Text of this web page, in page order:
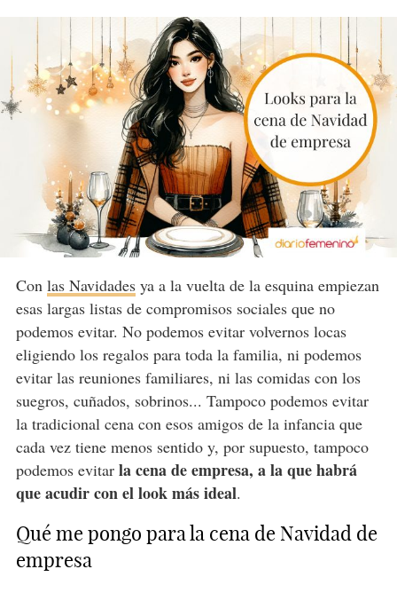
Con las Navidadesya a la vuelta de la esquina empiezan
esas largas listas de compromisos sociales que no
podemos evitar. No podemos evitar volvernos locas
eligiendo los regalos para toda la familia, ni podemos
evitar las reuniones familiares, ni las comidas con los
suegros, cuñados, sobrinos... Tampoco podemos evitar
la tradicional cena con esos amigos de la infancia que
cada vez tiene menos sentido y, por supuesto, tampoco
podemos evitar la cena de empresa, a la que habrá
que acudir con el look más ideal.
Qué me pongo para la cena de Navidad de
empresa